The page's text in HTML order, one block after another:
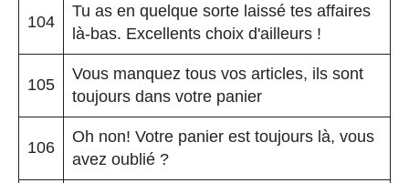
104
Tu as en quelque sorte laissé tes affaires
là-bas. Excellents choix d'ailleurs !
105
Vous manquez tous vos articles, ils sont
toujours dans votre panier
106
Oh non! Votre panier est toujours là, vous
avez oublié ?